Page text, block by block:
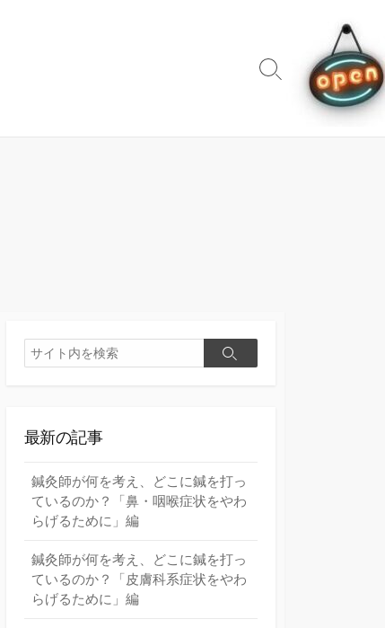
検
検
索
検
最新の記事
鍼灸師が何を考え、どこに鍼を打っ
ているのか？「鼻・咽喉症状をやわ
らげるために」編
鍼灸師が何を考え、どこに鍼を打っ
ているのか？「皮膚科系症状をやわ
らげるために」編